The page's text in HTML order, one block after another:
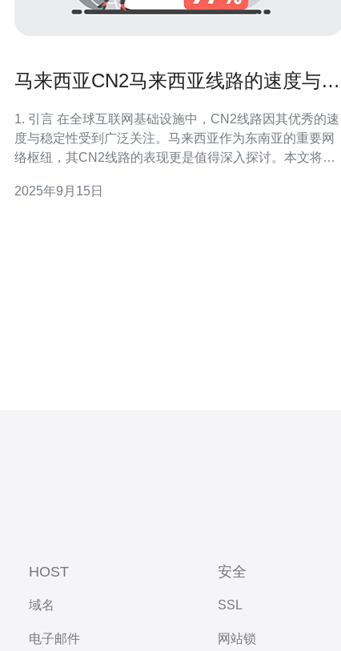
马来西亚CN2马来西亚线路的速度与稳
1. 引言 在全球互联网基础设施中，CN2线路因其优秀的速
度与稳定性受到广泛关注。马来西亚作为东南亚的重要网
络枢纽，其CN2线路的表现更是值得深入探讨。本文将对
实际案例及服务器配置数据。 2. 马来西亚CN2线路概述
2025年9月15日
HOST
域名
电子邮件
安全
SSL
网站锁